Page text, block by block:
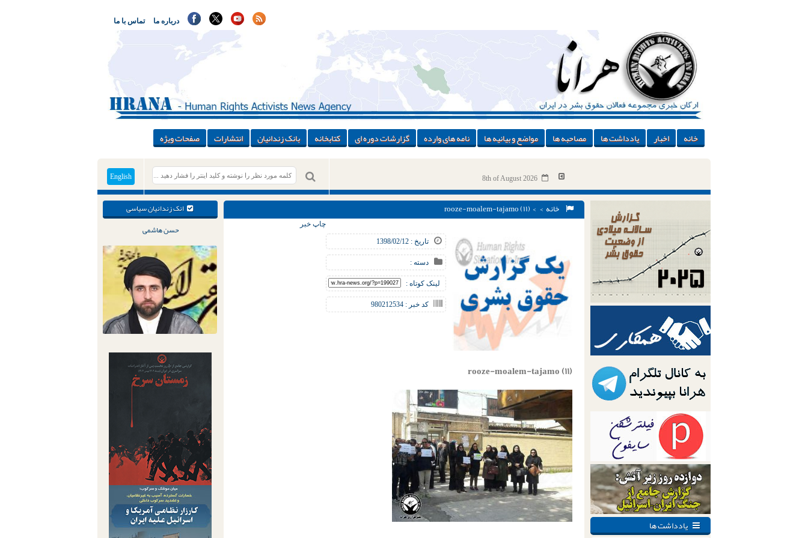
تماس با ما درباره ما
خانه اخبار یادداشت ها مصاحبه ها مواضع و بیانیه ها نامه های وارده گزارشات دوره ای کتابخانه بانک زندانیان انتشارات صفحات ویژه
English 8th of August 2026
انک زندانیان سیاسی
حسن هاشمی
خانه > > rooze-moalem-tajamo (۱۱)
تاریخ : 1398/02/12
دسته :
لینک کوتاه :
کد خبر : 980212534
چاپ خبر
rooze-moalem-tajamo (۱۱)
یادداشت ها